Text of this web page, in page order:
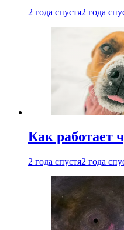
2 года спустя2 года
Как работает
2 года спустя2 года